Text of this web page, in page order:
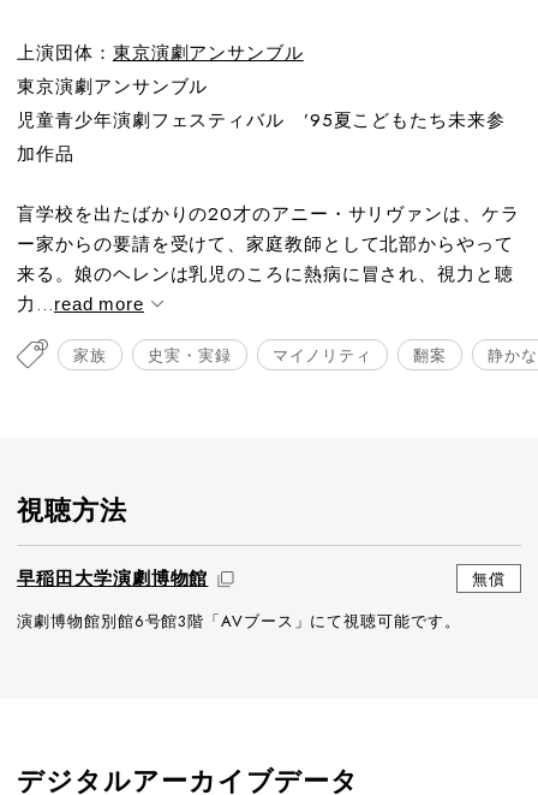
上演団体： 東京演劇アンサンブル
東京演劇アンサンブル
児童青少年演劇フェスティバル ’95夏こどもたち未来参
加作品
盲学校を出たばかりの20才のアニー・サリヴァンは、ケラ
ー家からの要請を受けて、家庭教師として北部からやって
来る。娘のヘレンは乳児のころに熱病に冒され、視力と聴
力...read more
家族 史実・実録 マイノリティ 翻案 静か
視聴方法
早稲田大学演劇博物館
無償
演劇博物館別館6号館3階「AVブース」にて視聴可能です。
デジタルアーカイブデータ